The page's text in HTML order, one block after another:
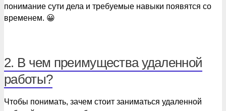
понимание сути дела и требуемые навыки появятся со
временем. 😀
2. В чем преимущества удаленной
работы?
Чтобы понимать, зачем стоит заниматься удаленной